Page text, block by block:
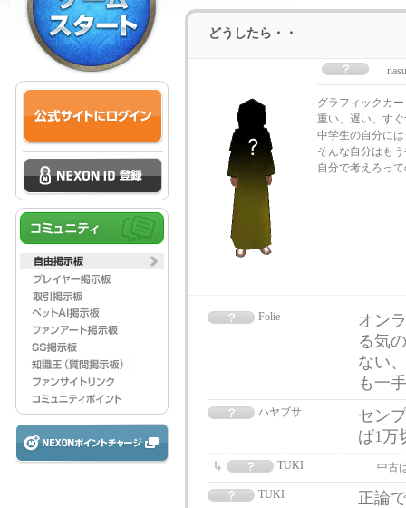
どうしたら・・
nasu
グラフィックカ
重い、遅い、す
中学生の自分に
そんな自分はも
自分で考えろっ
Folie
オン
る気
ない
も一
ハヤブサ
セン
ば1万
TUKI 中古
TUKI
正論